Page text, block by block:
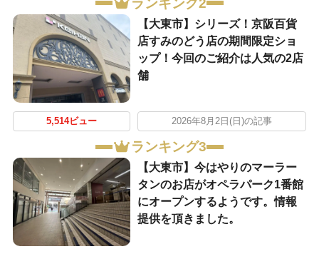
ランキング2
【大東市】シリーズ！京阪百貨
店すみのどう店の期間限定ショ
ップ！今回のご紹介は人気の2店
舗
5,514ビュー 2026年8月2日(日)の記事
ランキング3
【大東市】今はやりのマーラー
タンのお店がオペラパーク1番館
にオープンするようです。情報
提供を頂きました。